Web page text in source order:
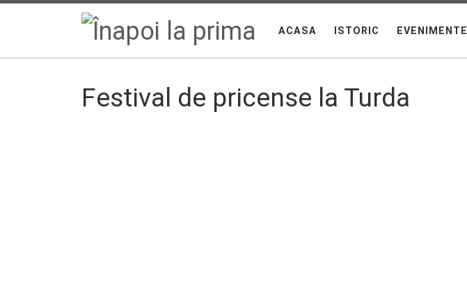
Sari la conținut
ACASA ISTORIC EVENIMENTE
Festival de pricense la Turda